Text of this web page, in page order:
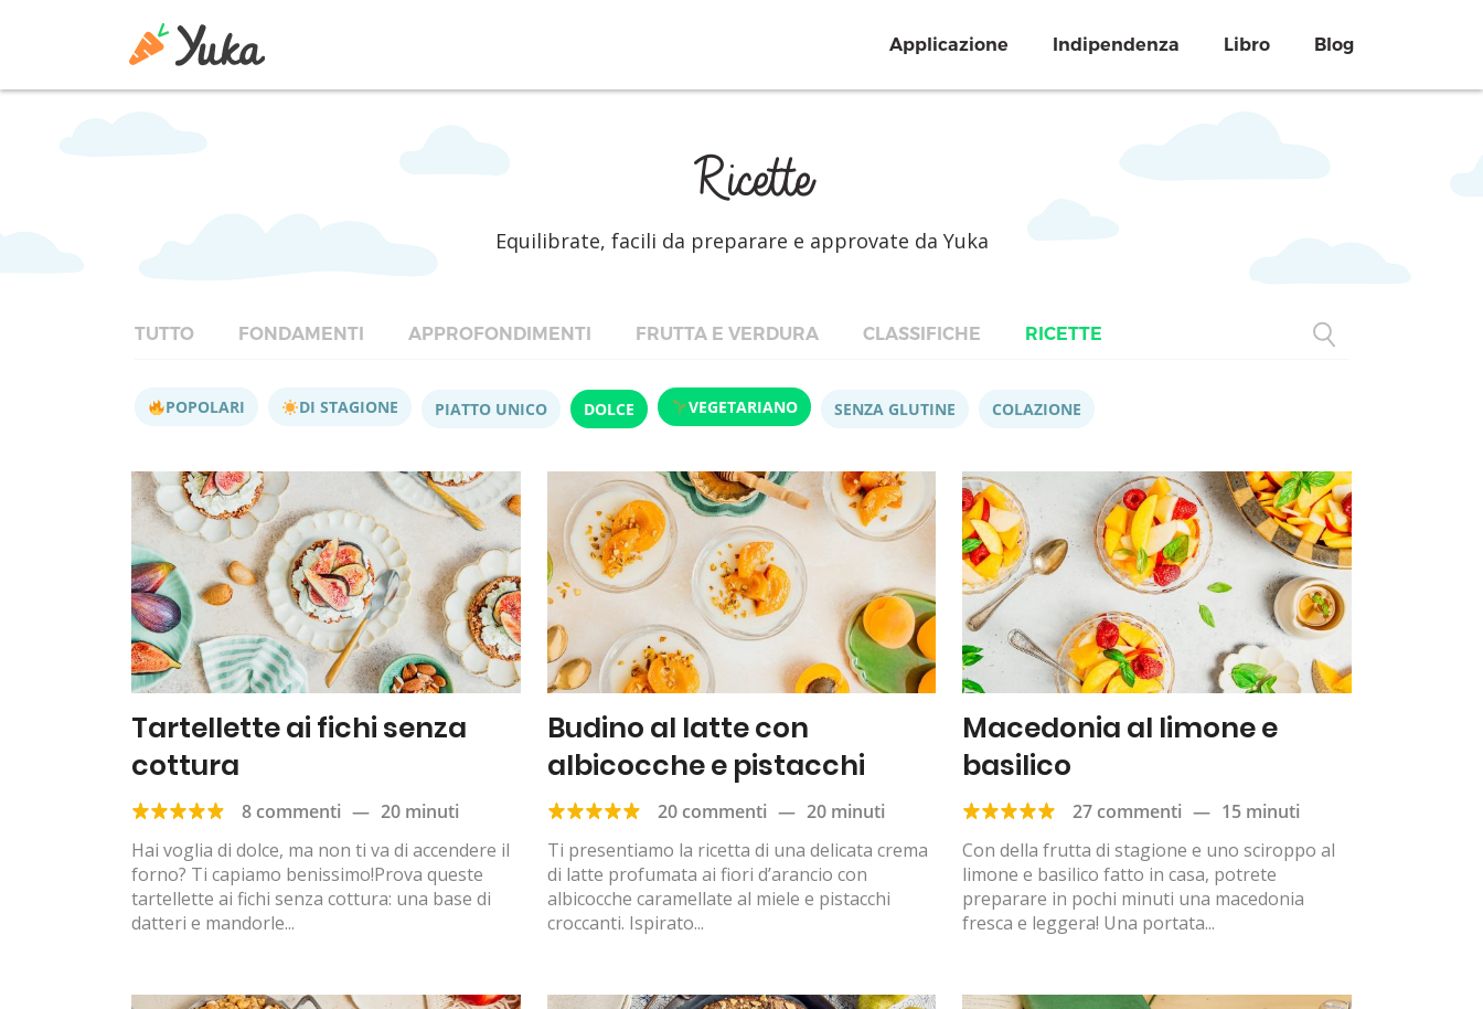
Applicazione Indipendenza Libro Blog
Ricette
Equilibrate, facili da preparare e approvate da Yuka
TUTTO FONDAMENTI APPROFONDIMENTI FRUTTA E VERDURA CLASSIFICHE RICETTE
POPOLARI DI STAGIONE PIATTO UNICO DOLCE VEGETARIANO SENZA GLUTINE COLAZIONE
Tartellette ai fichi senza
cottura
8 commenti — 20 minuti
Hai voglia di dolce, ma non ti va di accendere il
forno? Ti capiamo benissimo!Prova queste
tartellette ai fichi senza cottura: una base di
datteri e mandorle...
Budino al latte con
albicocche e pistacchi
20 commenti — 20 minuti
Ti presentiamo la ricetta di una delicata crema
di latte profumata ai fiori d’arancio con
albicocche caramellate al miele e pistacchi
croccanti. Ispirato...
Macedonia al limone e
basilico
27 commenti — 15 minuti
Con della frutta di stagione e uno sciroppo al
limone e basilico fatto in casa, potrete
preparare in pochi minuti una macedonia
fresca e leggera! Una portata...